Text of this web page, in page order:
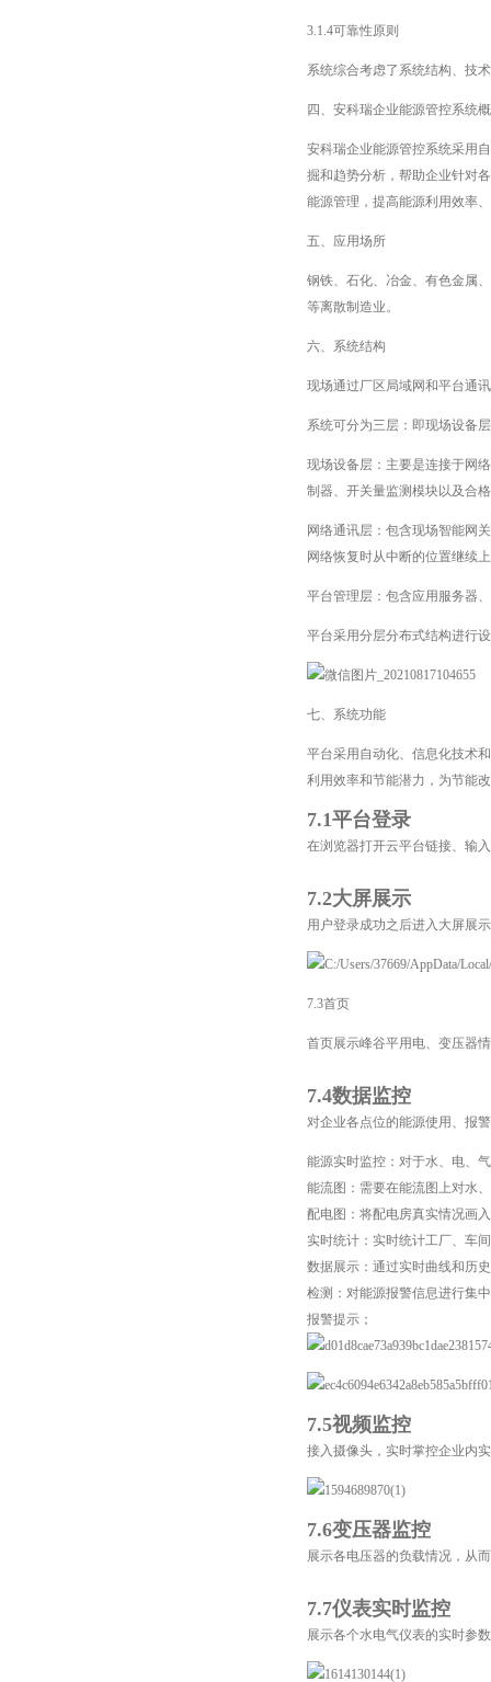
3.1.4可靠性原则
系统综合考虑了系统结构、技
四、安科瑞企业能源管控系统
安科瑞企业能源管控系统采用
掘和趋势分析，帮助企业针对
能源管理，提高能源利用效率
五、应用场所
钢铁、石化、冶金、有色金属
等离散制造业。
六、系统结构
现场通过厂区局域网和平台通
系统可分为三层：即现场设备
现场设备层：主要是连接于网
制器、开关量监测模块以及合
网络通讯层：包含现场智能网
网络恢复时从中断的位置继续
平台管理层：包含应用服务器
平台采用分层分布式结构进行
七、系统功能
平台采用自动化、信息化技术
利用效率和节能潜力，为节能
7.1平台登录
在浏览器打开云平台链接、输
7.2大屏展示
用户登录成功之后进入大屏展
7.3首页
首页展示峰谷平用电、变压器
7.4数据监控
对企业各点位的能源使用、报
能源实时监控：对于水、电、
能流图：需要在能流图上对水
配电图：将配电房真实情况画
实时统计：实时统计工厂、车
数据展示：通过实时曲线和历
检测：对能源报警信息进行集
报警提示；
7.5视频监控
接入摄像头，实时掌控企业内
7.6变压器监控
展示各电压器的负载情况，从
7.7仪表实时监控
展示各个水电气仪表的实时参